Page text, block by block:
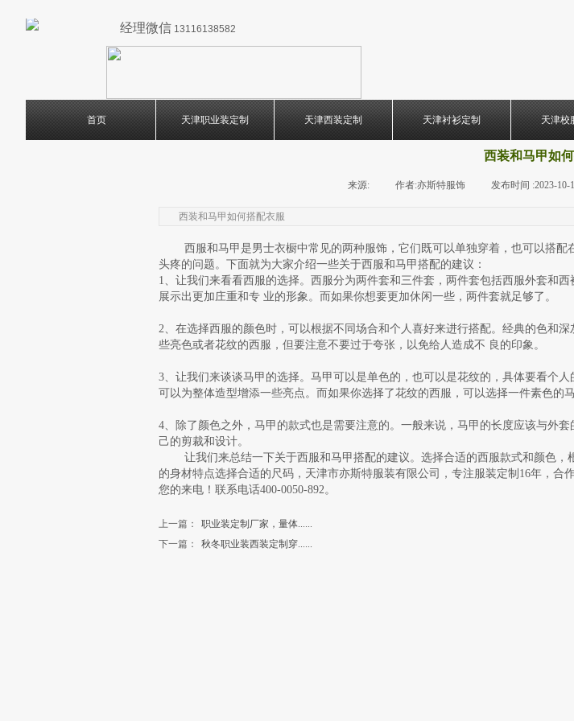
经理微信 13116138582
首页 天津职业装定制 天津西装定制 天津衬衫定制 天津校
西装和马甲如
来源: 作者:亦斯特服饰 发布时间 :2023-10-
西装和马甲如何搭配衣服
西服和马甲是男士衣橱中常见的两种服饰，它们既可以单独穿着，也可以搭配
头疼的问题。下面就为大家介绍一些关于西服和马甲搭配的建议：
1、让我们来看看西服的选择。西服分为两件套和三件套，两件套包括西服外套和
展示出更加庄重和专 业的形象。而如果你想要更加休闲一些，两件套就足够了。
2、在选择西服的颜色时，可以根据不同场合和个人喜好来进行搭配。经典的色和
些亮色或者花纹的西服，但要注意不要过于夸张，以免给人造成不 良的印象。
3、让我们来谈谈马甲的选择。马甲可以是单色的，也可以是花纹的，具体要看个
可以为整体造型增添一些亮点。而如果你选择了花纹的西服，可以选择一件素色的
4、除了颜色之外，马甲的款式也是需要注意的。一般来说，马甲的长度应该与外
己的剪裁和设计。
让我们来总结一下关于西服和马甲搭配的建议。选择合适的西服款式和颜色，
的身材特点选择合适的尺码，天津市亦斯特服装有限公司，专注服装定制16年，合
您的来电！联系电话400-0050-892。
上一篇：
职业装定制厂家，量体......
下一篇：
秋冬职业装西装定制穿......